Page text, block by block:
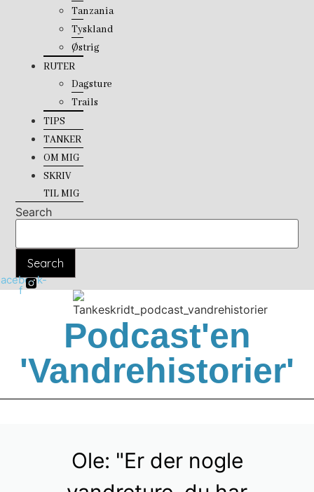
Tanzania
Tyskland
Østrig
RUTER
Dagsture
Trails
TIPS
TANKER
OM MIG
SKRIV
TIL MIG
Search
Search
f
Podcast'en
'Vandrehistorier'
Ole: "Er der nogle